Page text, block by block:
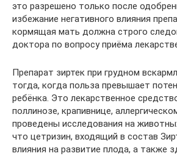
это разрешено только после
избежание негативного влияния
кормящая мать должна строго
доктора по вопросу приёма
Препарат зиртек при грудном
тогда, когда польза превышает
ребёнка. Это лекарственное
поллинозе, крапивнице,
проведены исследования на
что цетризин, входящий в состав
влияния на развитие плода, а также